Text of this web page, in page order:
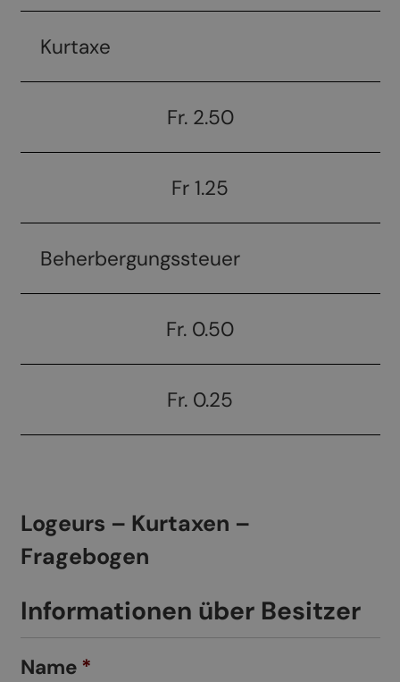
Kurtaxe
Fr. 2.50
Fr 1.25
Beherbergungssteuer
Fr. 0.50
Fr. 0.25
Logeurs – Kurtaxen –
Fragebogen
Informationen über Besitzer
Name *